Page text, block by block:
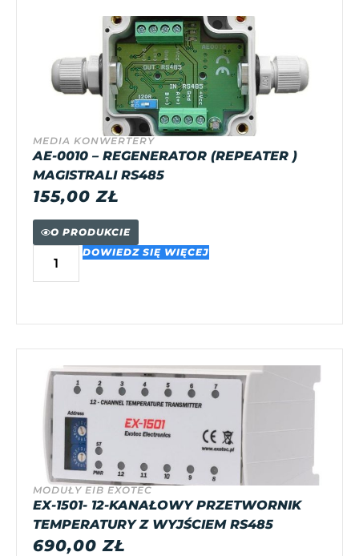
MEDIA KONWERTERY
AE-0010 – REGENERATOR (REPEATER )
MAGISTRALI RS485
155,00ZŁ
O PRODUKCIE
DOWIEDZ SIĘ WIĘCEJ
MODUŁY EIB EXOTEC
EX-1501- 12-KANAŁOWY PRZETWORNIK
TEMPERATURY Z WYJŚCIEM RS485
690,00ZŁ